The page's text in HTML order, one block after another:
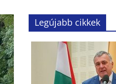
Legújabb cikkek